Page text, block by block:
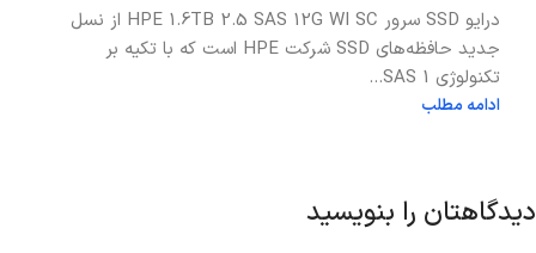
درایو SSD سرور HPE 1.6TB 2.5 SAS 12G WI SC از نسل
جدید حافظه‌های SSD شرکت HPE است که با تکیه بر
تکنولوژی SAS 1...
ادامه مطلب
دیدگاهتان را بنویسید